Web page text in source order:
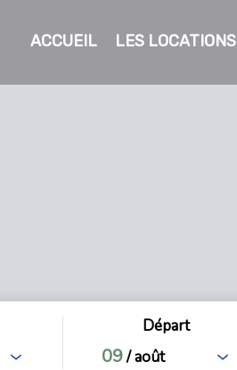
ACCUEIL LES LOCATIONS
Départ
09/ août